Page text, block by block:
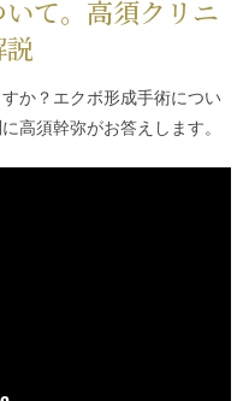
て。高須クリニ
か？エクボ形成手術につい
高須幹弥がお答えします。